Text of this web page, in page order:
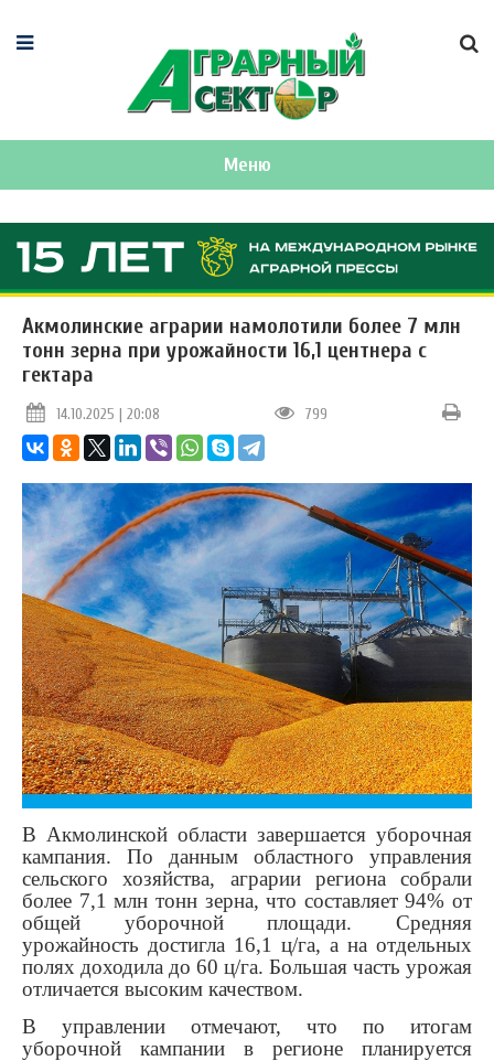
Меню
Акмолинские аграрии намолотили более 7 млн
тонн зерна при урожайности 16,1 центнера с
гектара
14.10.2025 | 20:08 799
В Акмолинской области завершается уборочная
кампания. По данным областного управления
сельского хозяйства, аграрии региона собрали
более 7,1 млн тонн зерна, что составляет 94% от
общей уборочной площади. Средняя
урожайность достигла 16,1 ц/га, а на отдельных
полях доходила до 60 ц/га. Большая часть урожая
отличается высоким качеством.
В управлении отмечают, что по итогам
уборочной кампании в регионе планируется